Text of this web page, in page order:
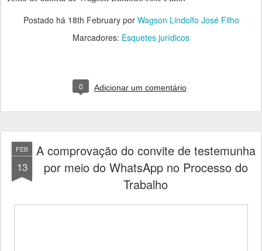
Postado há 18th Februarypor Wagson Lindolfo José Filho
Marcadores: Esquetes jurídicos
0 Adicionar um comentário
FEB
13
A comprovação do convite de testemunha
por meio do WhatsApp no Processo do
Trabalho